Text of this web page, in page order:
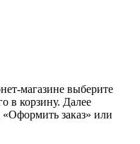
магазине выберите
в корзину. Далее
заказ» или